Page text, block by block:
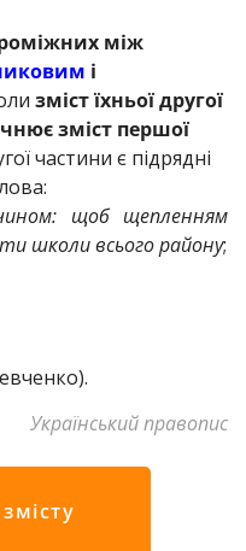
між
і
зміст їхньої другої
зміст першої
частини є підрядні
щоб щепленням
школи всього району;
Український правопис